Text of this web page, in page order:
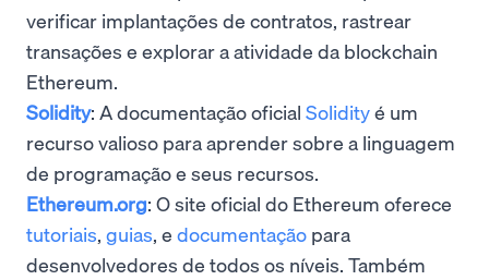
verificar implantações de contratos, rastrear
transações e explorar a atividade da blockchain
Ethereum.
Solidity: A documentação oficial Solidityé um
recurso valioso para aprender sobre a linguagem
de programação e seus recursos.
Ethereum.org: O site oficial do Ethereum oferece
tutoriais, guias, e documentação para
desenvolvedores de todos os níveis. Também